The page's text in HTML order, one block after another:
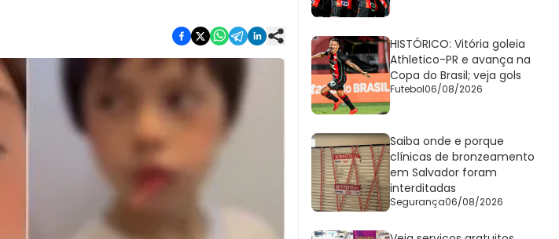
HISTÓRICO: Vitória goleia
Athletico-PR e avança na
Copa do Brasil; veja gols
Futebol06/08/2026
Saiba onde e porque
clínicas de bronzeamento
em Salvador foram
interditadas
Segurança06/08/2026